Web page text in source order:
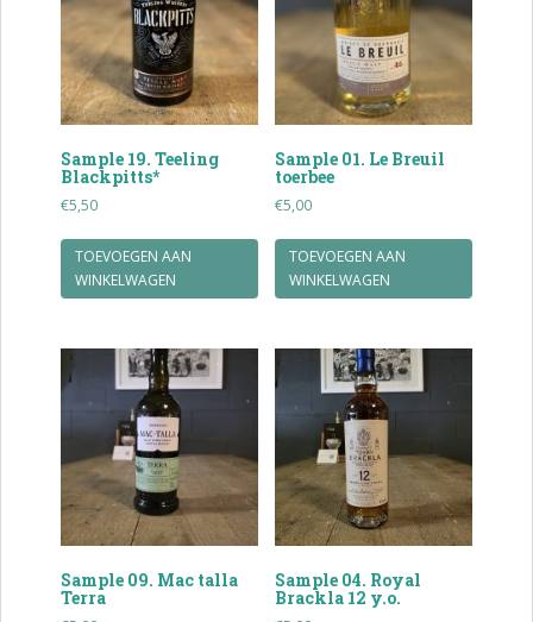
Sample 19. Teeling
Blackpitts*
€5,50
TOEVOEGEN AAN
WINKELWAGEN
Sample 01. Le Breuil
toerbee
€5,00
TOEVOEGEN AAN
WINKELWAGEN
Sample 09. Mac talla
Terra
Sample 04. Royal
Brackla 12 y.o.